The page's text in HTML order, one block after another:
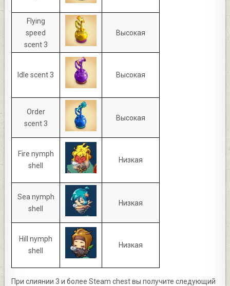
Flying
speed
scent 3
Высокая
Idle scent 3 Высокая
Order
scent 3
Высокая
Fire nymph
shell
Низкая
Sea nymph
shell
Низкая
Hill nymph
shell
Низкая
При слиянии 3 и более Steam chest вы получите следующий